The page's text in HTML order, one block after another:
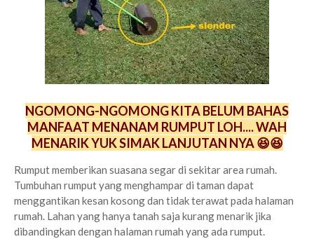
NGOMONG-NGOMONG KITA BELUM BAHAS
MANFAAT MENANAM RUMPUT LOH.... WAH
MENARIK YUK SIMAK LANJUTAN NYA 😆😆
Rumput memberikan suasana segar di sekitar area rumah.
Tumbuhan rumput yang menghampar di taman dapat
menggantikan kesan kosong dan tidak terawat pada halaman
rumah. Lahan yang hanya tanah saja kurang menarik jika
dibandingkan dengan halaman rumah yang ada rumput.